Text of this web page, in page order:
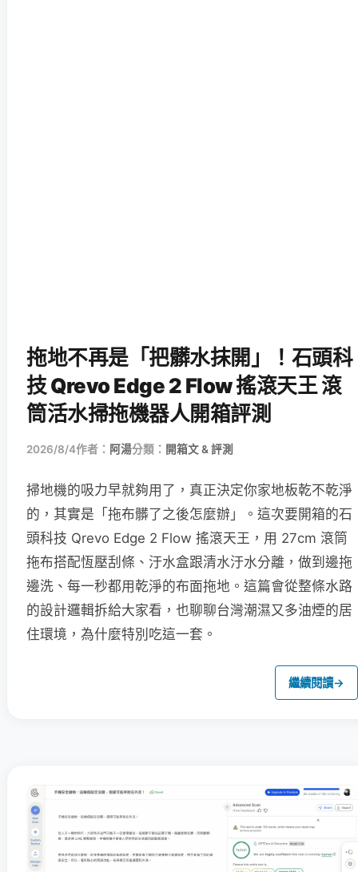
拖地不再是「把髒水抹開」！石頭科
技 Qrevo Edge 2 Flow 搖滾天王 滾
筒活水掃拖機器人開箱評測
2026/8/4作者： 阿湯分類： 開箱文 & 評測
掃地機的吸力早就夠用了，真正決定你家地板乾不乾淨
的，其實是「拖布髒了之後怎麼辦」。這次要開箱的石
頭科技 Qrevo Edge 2 Flow 搖滾天王，用 27cm 滾筒
拖布搭配恆壓刮條、汙水盒跟清水汙水分離，做到邊拖
邊洗、每一秒都用乾淨的布面拖地。這篇會從整條水路
的設計邏輯拆給大家看，也聊聊台灣潮濕又多油煙的居
住環境，為什麼特別吃這一套。
繼續閱讀→